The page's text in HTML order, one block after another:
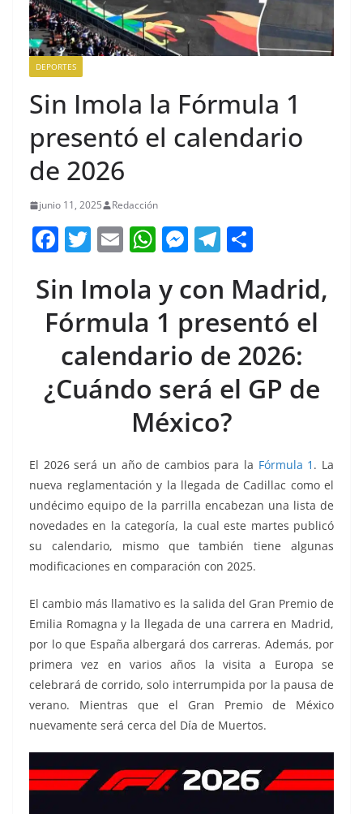
DEPORTES
Sin Imola la Fórmula 1
presentó el calendario
de 2026
junio 11, 2025 Redacción
F
c
e
b
o
o
T
itt
er
E
ai
l
W
at
s
A
p
p
M
ss
e
n
g
er
T
e
gr
a
m
m
p
ar
tir
Sin Imola y con Madrid,
Fórmula 1 presentó el
calendario de 2026:
¿Cuándo será el GP de
México?
El 2026 será un año de cambios para la Fórmula 1 . La
nueva reglamentación y la llegada de Cadillac como el
undécimo equipo de la parrilla encabezan una lista de
novedades en la categoría, la cual este martes publicó
su calendario, mismo que también tiene algunas
modificaciones en comparación con 2025.
El cambio más llamativo es la salida del Gran Premio de
Emilia Romagna y la llegada de una carrera en Madrid,
por lo que España albergará dos carreras. Además, por
primera vez en varios años la visita a Europa se
celebrará de corrido, solo interrumpida por la pausa de
verano. Mientras que el Gran Premio de México
nuevamente será cerca del Día de Muertos.